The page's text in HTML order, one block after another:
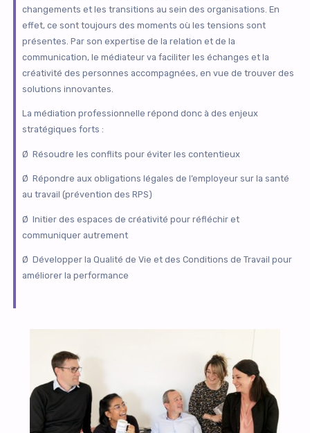
changements et les transitions au sein des organisations. En
effet, ce sont toujours des moments où les tensions sont
présentes. Par son expertise de la relation et de la
communication, le médiateur va faciliter les échanges et la
créativité des personnes accompagnées, en vue de trouver des
solutions innovantes.
La médiation professionnelle répond donc à des enjeux
stratégiques forts :
Ø Résoudre les conflits pour éviter les contentieux
Ø Répondre aux obligations légales de l’employeur sur la santé
au travail (prévention des RPS)
Ø Initier des espaces de créativité pour réfléchir et
communiquer autrement
Ø Développer la Qualité de Vie et des Conditions de Travail pour
améliorer la performance